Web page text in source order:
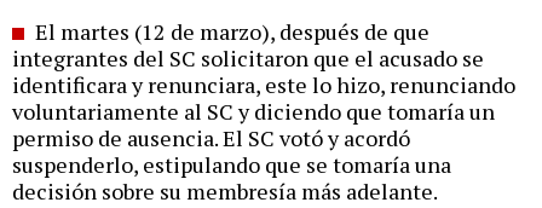
El martes (12 de marzo), después de que
integrantes del SC solicitaron que el acusado se
identificara y renunciara, este lo hizo, renunciando
voluntariamente al SC y diciendo que tomaría un
permiso de ausencia. El SC votó y acordó
suspenderlo, estipulando que se tomaría una
decisión sobre su membresía más adelante.